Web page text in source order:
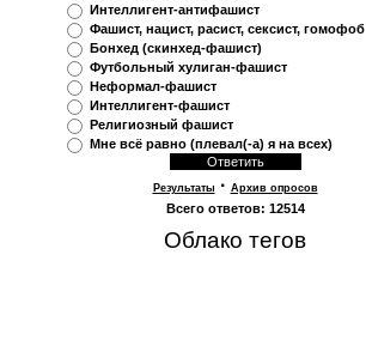
Интеллигент-антифашист
Фашист, нацист, расист, сексист, гомофоб
Бонхед (скинхед-фашист)
Футбольный хулиган-фашист
Неформал-фашист
Интеллигент-фашист
Религиозный фашист
Мне всё равно (плевал(-а) я на всех)
Результаты · Архив опросов
Всего ответов: 12514
Облако тегов